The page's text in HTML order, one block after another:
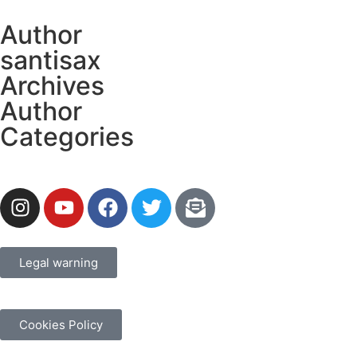
Author
santisax
Archives
Author
Categories
Legal warning
Cookies Policy